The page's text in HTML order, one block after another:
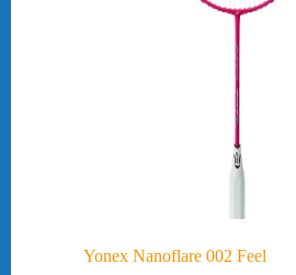
Yonex Nanoflare 002 Feel